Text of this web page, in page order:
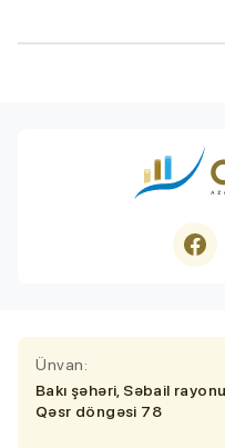
Ünvan:
Bakı şəhəri, Səbail
Qəsr döngəsi 78